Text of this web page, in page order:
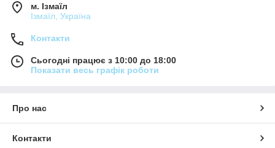
м. Ізмаїл
Ізмаїл, Україна
Контакти
Сьогодні працює з 10:00 до 18:00
Показати весь графік роботи
Про нас
Контакти